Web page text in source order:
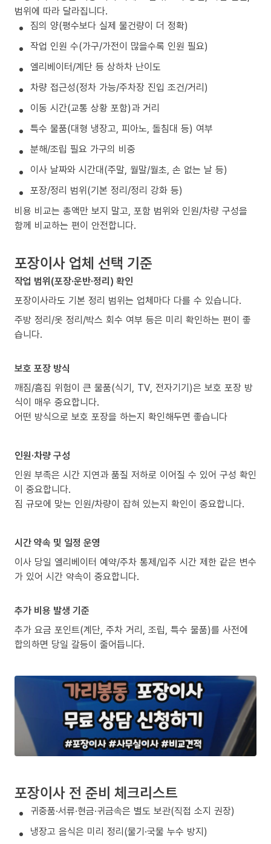
범위에 따라 달라집니다.
짐의 양(평수보다 실제 물건량이 더 정확)
작업 인원 수(가구/가전이 많을수록 인원 필요)
엘리베이터/계단 등 상하차 난이도
차량 접근성(정차 가능/주차장 진입 조건/거리)
이동 시간(교통 상황 포함)과 거리
특수 물품(대형 냉장고, 피아노, 돌침대 등) 여부
분해/조립 필요 가구의 비중
이사 날짜와 시간대(주말, 월말/월초, 손 없는 날 등)
포장/정리 범위(기본 정리/정리 강화 등)
비용 비교는 총액만 보지 말고, 포함 범위와 인원/차량 구성을
함께 비교하는 편이 안전합니다.
포장이사 업체 선택 기준
작업 범위(포장·운반·정리) 확인
포장이사라도 기본 정리 범위는 업체마다 다를 수 있습니다.
주방 정리/옷 정리/박스 회수 여부 등은 미리 확인하는 편이 좋
습니다.
보호 포장 방식
깨짐/흠집 위험이 큰 물품(식기, TV, 전자기기)은 보호 포장 방
식이 매우 중요합니다.
어떤 방식으로 보호 포장을 하는지 확인해두면 좋습니다
인원·차량 구성
인원 부족은 시간 지연과 품질 저하로 이어질 수 있어 구성 확인
이 중요합니다.
짐 규모에 맞는 인원/차량이 잡혀 있는지 확인이 중요합니다.
시간 약속 및 일정 운영
이사 당일 엘리베이터 예약/주차 통제/입주 시간 제한 같은 변수
가 있어 시간 약속이 중요합니다.
추가 비용 발생 기준
추가 요금 포인트(계단, 주차 거리, 조립, 특수 물품)를 사전에
합의하면 당일 갈등이 줄어듭니다.
포장이사 전 준비 체크리스트
귀중품·서류·현금·귀금속은 별도 보관(직접 소지 권장)
냉장고 음식은 미리 정리(물기·국물 누수 방지)